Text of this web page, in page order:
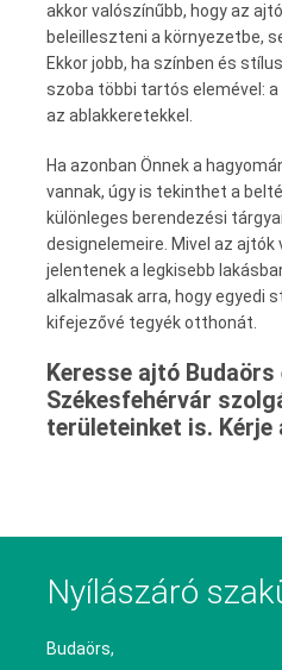
akkor valószínűbb, hogy az
beleilleszteni a környezetbe,
Ekkor jobb, ha színben és
szoba többi tartós elemével: a
az ablakkeretekkel.
Ha azonban Önnek a
vannak, úgy is tekinthet a
különleges berendezési
designelemeire. Mivel az
jelentenek a legkisebb
alkalmasak arra, hogy egyedi
kifejezővé tegyék otthonát.
Keresse ajtó
Székesfehérvár
területeinket is.
Nyílászáró
Budaörs,